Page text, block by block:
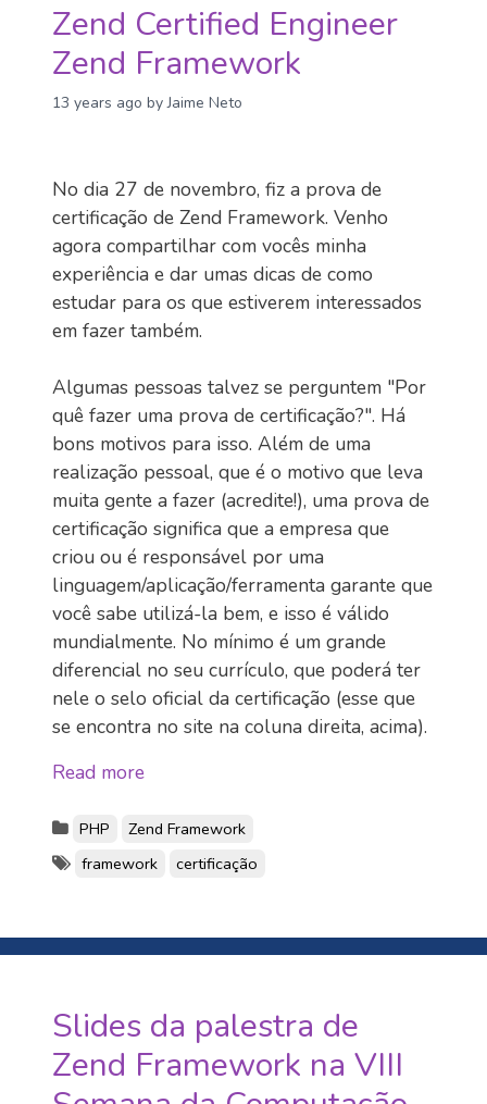
Zend Certified Engineer
Zend Framework
13 years ago by Jaime Neto
No dia 27 de novembro, fiz a prova de
certificação de Zend Framework. Venho
agora compartilhar com vocês minha
experiência e dar umas dicas de como
estudar para os que estiverem interessados
em fazer também.
Algumas pessoas talvez se perguntem "Por
quê fazer uma prova de certificação?". Há
bons motivos para isso. Além de uma
realização pessoal, que é o motivo que leva
muita gente a fazer (acredite!), uma prova de
certificação significa que a empresa que
criou ou é responsável por uma
linguagem/aplicação/ferramenta garante que
você sabe utilizá-la bem, e isso é válido
mundialmente. No mínimo é um grande
diferencial no seu currículo, que poderá ter
nele o selo oficial da certificação (esse que
se encontra no site na coluna direita, acima).
Read more
PHP
Zend Framework
framework
certificação
Slides da palestra de
Zend Framework na VIII